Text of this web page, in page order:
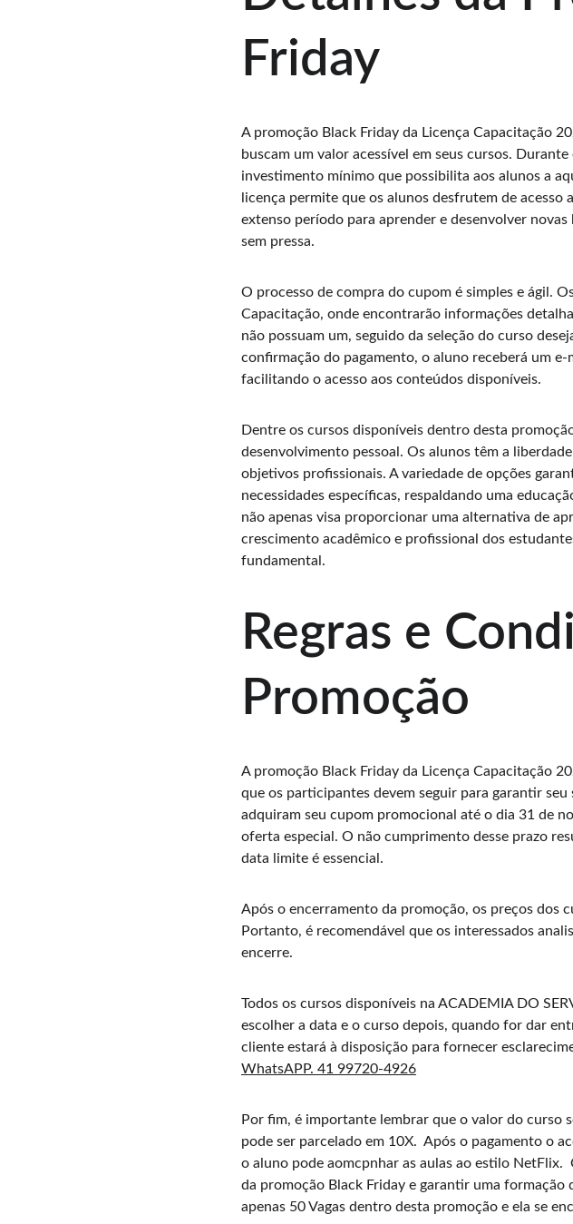
Friday
A promoção Black Friday da Licença Capacitação
buscam um valor acessível em seus cursos.
investimento mínimo que possibilita aos alunos a
licença permite que os alunos desfrutem de
extenso período para aprender e desenvolver
sem pressa.
O processo de compra do cupom é simples e ágil.
Capacitação, onde encontrarão informações
não possuam um, seguido da seleção do curso
confirmação do pagamento, o aluno receberá um
facilitando o acesso aos conteúdos disponíveis.
Dentre os cursos disponíveis dentro desta
desenvolvimento pessoal. Os alunos têm a
objetivos profissionais. A variedade de opções
necessidades específicas, respaldando uma
não apenas visa proporcionar uma alternativa de
crescimento acadêmico e profissional dos
fundamental.
Regras e
Promoção
A promoção Black Friday da Licença Capacitação
que os participantes devem seguir para garantir
adquiram seu cupom promocional até o dia 31 de
oferta especial. O não cumprimento desse prazo
data limite é essencial.
Após o encerramento da promoção, os preços dos
Portanto, é recomendável que os interessados
encerre.
Todos os cursos disponíveis na ACADEMIA DO
escolher a data e o curso depois, quando for dar
cliente estará à disposição para fornecer
WhatsAPP. 41 99720-4926
Por fim, é importante lembrar que o valor do curso
pode ser parcelado em 10X.  Após o pagamento o
o aluno pode aomcpnhar as aulas ao estilo
da promoção Black Friday e garantir uma formação
apenas 50 Vagas dentro desta promoção e ela se